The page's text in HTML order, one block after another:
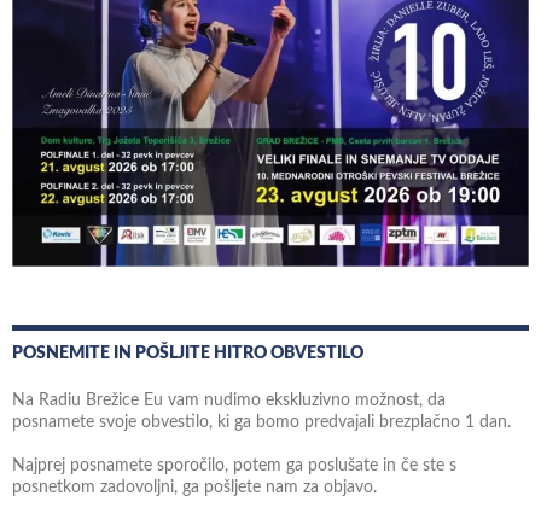
POSNEMITE IN POŠLJITE HITRO OBVESTILO
Na Radiu Brežice Eu vam nudimo ekskluzivno možnost, da
posnamete svoje obvestilo, ki ga bomo predvajali brezplačno 1 dan.
Najprej posnamete sporočilo, potem ga poslušate in če ste s
posnetkom zadovoljni, ga pošljete nam za objavo.